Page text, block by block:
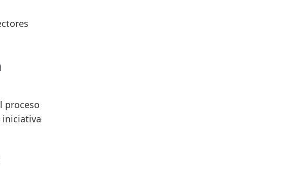
proceso
iniciativa